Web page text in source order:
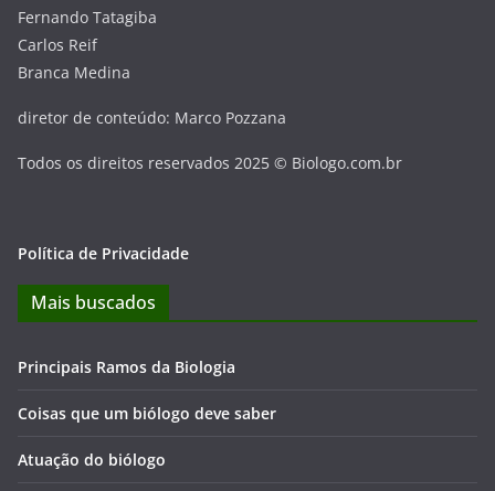
Fernando Tatagiba
Carlos Reif
Branca Medina
diretor de conteúdo: Marco Pozzana
Todos os direitos reservados 2025 © Biologo.com.br
Política de Privacidade
Mais buscados
Principais Ramos da Biologia
Coisas que um biólogo deve saber
Atuação do biólogo